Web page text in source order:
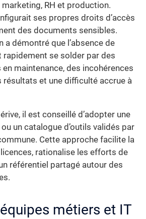
RH et production.
ses propres droits d’accès
des documents sensibles.
a démontré que l’absence de
se solder par des
maintenance, des incohérences
résultats et une difficulté accrue à
il est conseillé d’adopter une
un catalogue d’outils validés par
Cette approche facilite la
rationalise les efforts de
référentiel partagé autour des
métiers et IT